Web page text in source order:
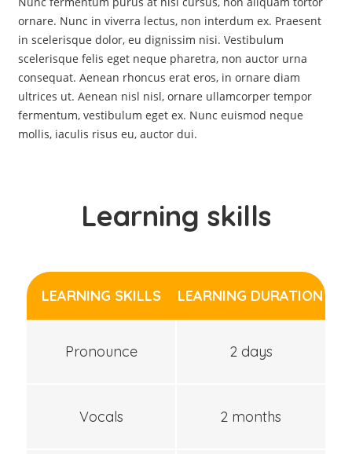
ornare. Nunc in viverra lectus, non interdum ex. Praesent
in scelerisque dolor, eu dignissim nisi. Vestibulum
scelerisque felis eget neque pharetra, non auctor urna
consequat. Aenean rhoncus erat eros, in ornare diam
ultrices ut. Aenean nisl nisl, ornare ullamcorper tempor
fermentum, vestibulum eget ex. Nunc euismod neque
mollis, iaculis risus eu, auctor dui.
Learning skills
LEARNING SKILLS
Pronounce
Vocals
LEARNING DURATION
2 days
2 months